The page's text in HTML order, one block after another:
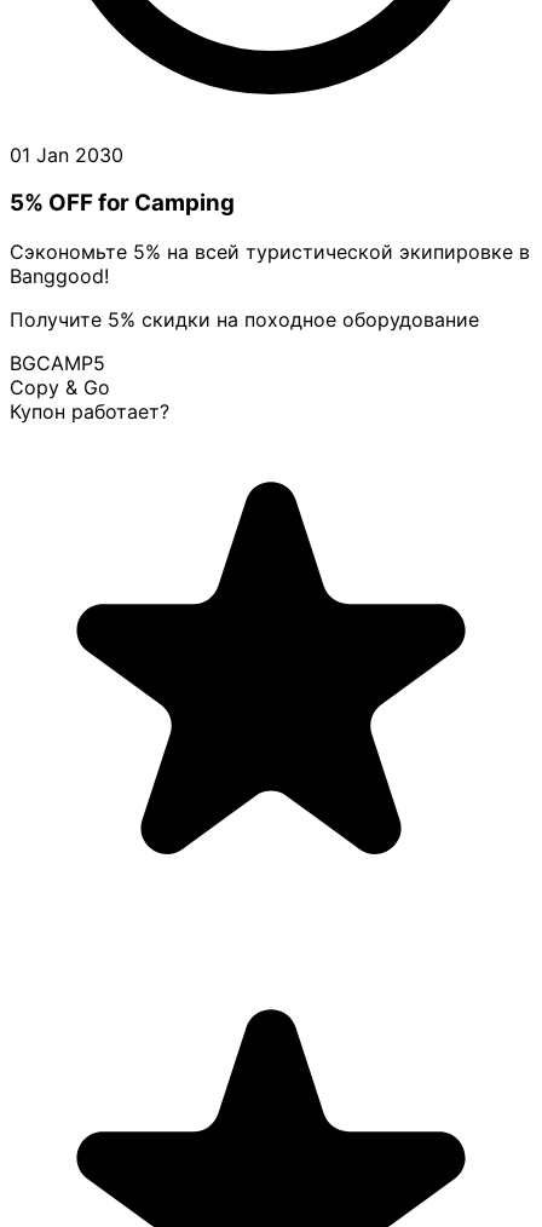
01 Jan 2030
5% OFF for Camping
Сэкономьте 5% на всей туристической экипировке в
Banggood!
Получите 5% скидки на походное оборудование
BGCAMP5
Copy & Go
Купон работает?